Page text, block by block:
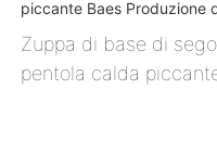
Zuppa di base di
pentola calda